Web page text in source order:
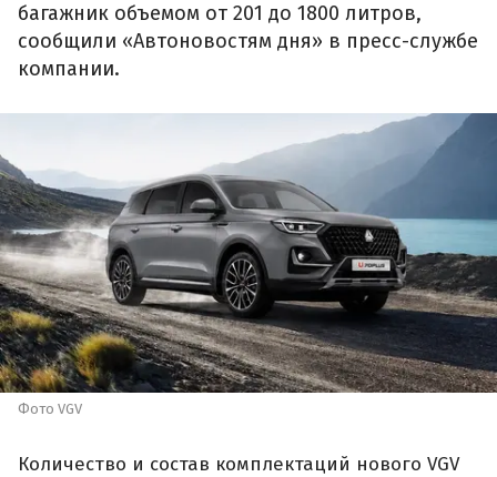
багажник объемом от 201 до 1800 литров,
сообщили «Автоновостям дня» в пресс-службе
компании.
Фото VGV
Количество и состав комплектаций нового VGV